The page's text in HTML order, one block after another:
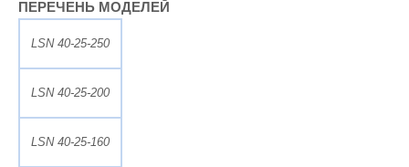
ПЕРЕЧЕНЬ МОДЕЛЕЙ
LSN 40-25-250
LSN 40-25-200
LSN 40-25-160